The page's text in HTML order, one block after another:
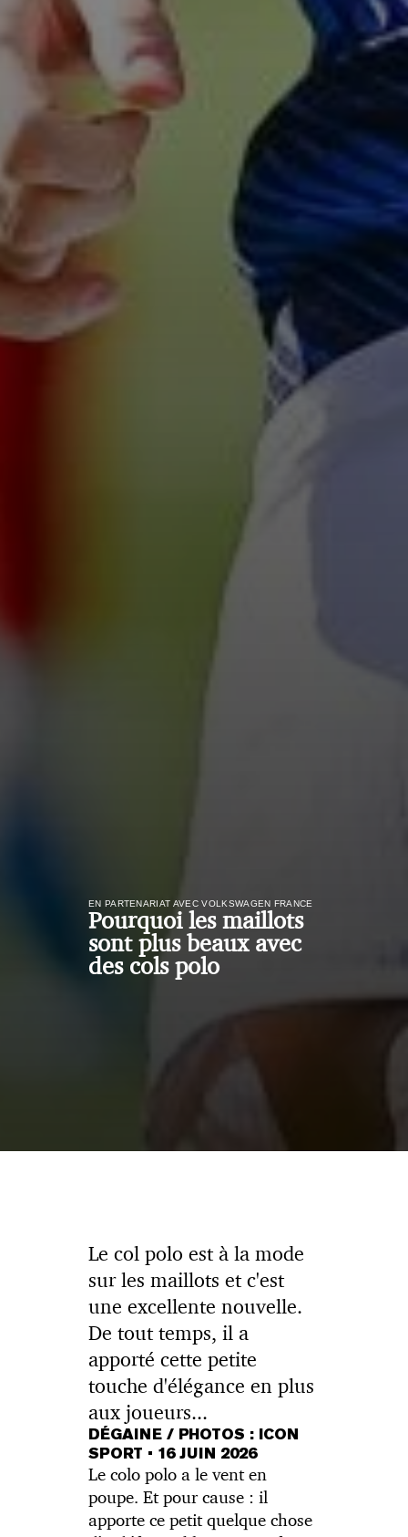
EN PARTENARIAT AVEC VOLKSWAGEN FRANCE
Pourquoi les maillots
sont plus beaux avec
des cols polo
Le col polo est à la mode
sur les maillots et c'est
une excellente nouvelle.
De tout temps, il a
apporté cette petite
touche d'élégance en plus
aux joueurs...
DÉGAINE / PHOTOS : ICON
SPORT • 16 JUIN 2026
Le colo polo a le vent en
poupe. Et pour cause : il
apporte ce petit quelque chose